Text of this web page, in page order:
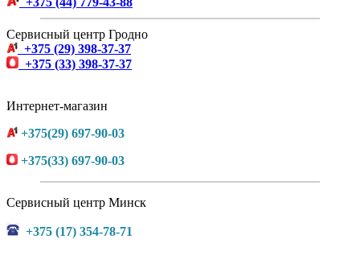
Сервисный центр Гродно
+375 (29) 398-37-37
+375 (33) 398-37-37
Интернет-магазин
+375(29) 697-90-03
+375(33) 697-90-03
Сервисный центр Минск
+375 (17) 354-78-71